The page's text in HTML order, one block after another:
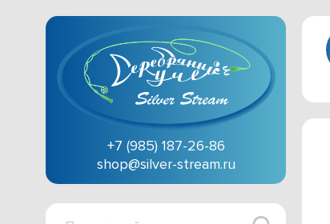
+7 (985) 187-26-86
shop@silver-stream.ru
Поиск